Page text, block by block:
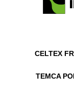
CELTEX
TEMCA